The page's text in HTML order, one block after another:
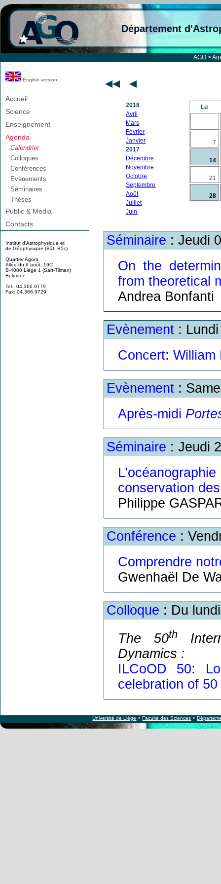
Département
AGO >
English version
Accueil
Science
Enseignement
Agenda
Calendrier
Colloques
Conférences
Evènements
Séminaires
Thèses
Public & Media
Contacts
Institut d'Astrophysique et
de Géophysique (Bât. B5c)
Quartier Agora
Allée du 6 août, 19C
B-4000 Liège 1 (Sart-Tilman)
Belgique
Tel.: 04.366.9779
Fax: 04.366.9729
2018
Avril
Mars
Février
Janvier
2017
Décembre
Novembre
Octobre
Septembre
Août
Juillet
Juin
Lu
7
14
21
28
Séminaire : Jeudi
On the
from theoretical
Andrea Bonfanti
Evènement :
Concert: William
Evènement :
Après-midi
Séminaire : Jeudi
conservation
Philippe
Conférence :
Comprendre
Gwenhaël De
Colloque : Du
The 50th
Dynamics :
ILCoOD 50:
celebration of
Université de Liège >Faculté des Sciences >